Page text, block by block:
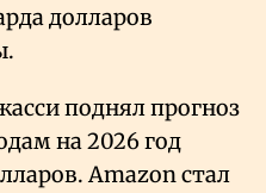
долларов
поднял прогноз
на 2026 год
Amazon стал